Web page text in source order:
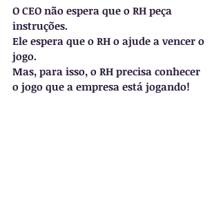
O CEO não espera que o RH peça
instruções.
Ele espera que o RH o ajude a vencer o
jogo.
Mas, para isso, o RH precisa conhecer
o jogo que a empresa está jogando!